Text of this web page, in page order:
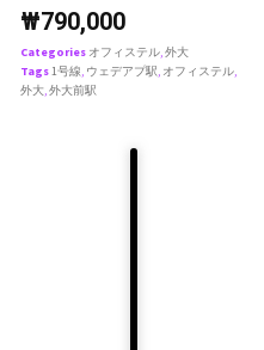
₩790,000
Categories オフィステル,外大
Tags1号線, ウェデアプ駅, オフィステル,
外大,外大前駅